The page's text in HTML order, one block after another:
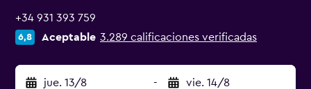
+34 931 393 759
6,8 Aceptable 3.289 calificaciones verificadas
jue. 13/8 - vie. 14/8